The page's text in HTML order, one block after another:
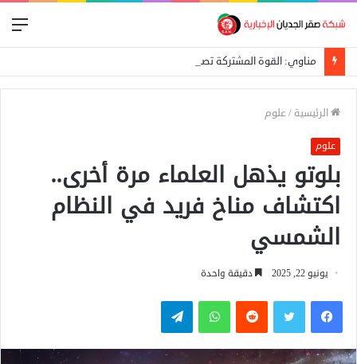
الرئيسية / علوم
علوم
بلوتو يذهل العلماء مرة أخرى..
اكتشاف مناخ فريد في النظام
الشمسي
يونيو 22, 2025 دقيقة واحدة
فيسبوكتويتر واتساب تيلقرام